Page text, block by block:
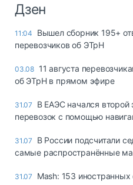
Дзен
11:04
Вышел сборник 195+
перевозчиков об ЭТрН
03.08 11 августа
об ЭТрН в прямом эфире
31.07
В ЕАЭС начался второй
перевозок с помощью
31.07
В России подсчитали
самые распространённые
31.07
Mash: 153